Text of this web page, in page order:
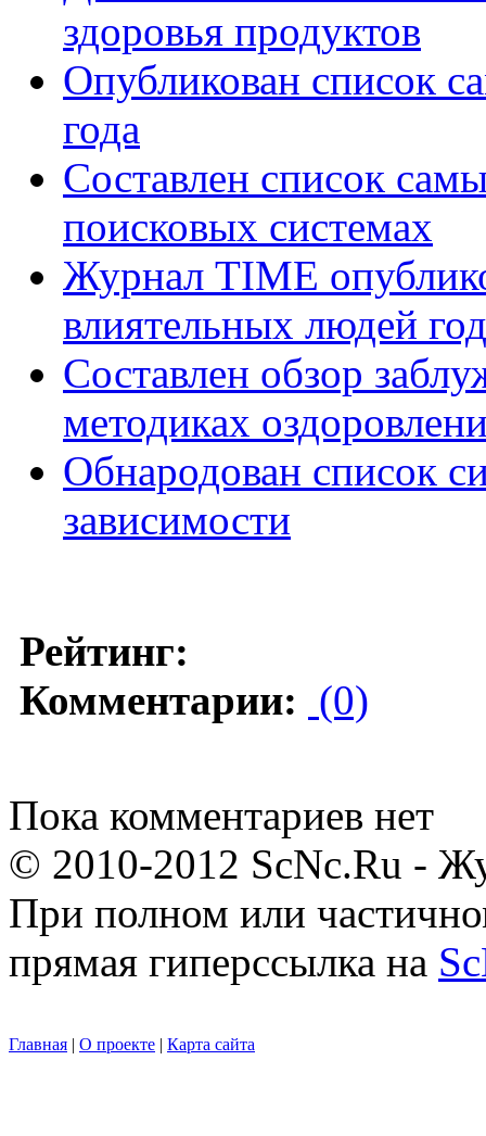
здоровья продуктов
Опубликован список
года
Составлен список
поисковых системах
Журнал TIME
влиятельных людей
Составлен обзор
методиках
Обнародован список
зависимости
Рейтинг:
Комментарии: (0)
Пока комментариев нет
© 2010-2012 ScNc.Ru -
При полном или
прямая гиперссылка на
Главная | О проекте | Карта сайта